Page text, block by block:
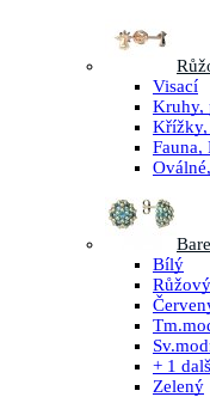
Visací
Kruhy,
Křížky,
Fauna,
Bílý
Růžový
+ 1
Zelený